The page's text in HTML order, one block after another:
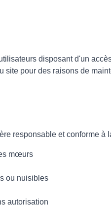
disposant d'un
site pour des raisons de
responsable et conforme à
mœurs
ou nuisibles
autorisation